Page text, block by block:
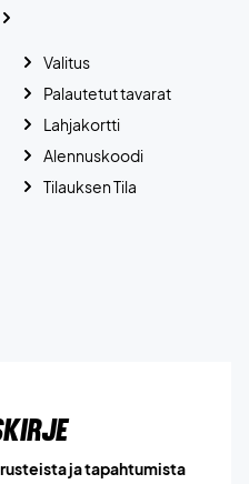
Valitus
Palautetut tavarat
Lahjakortti
Alennuskoodi
Tilauksen Tila
ja tapahtumista